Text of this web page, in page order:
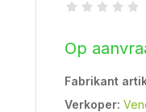
Op
Fabrikant
Verkoper: